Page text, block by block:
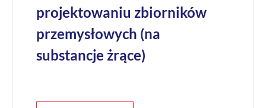
projektowaniu zbiorników
przemysłowych (na
substancje żrące)